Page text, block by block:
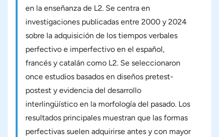
en la enseñanza de L2. Se centra en
investigaciones publicadas entre 2000 y 2024
sobre la adquisición de los tiempos verbales
perfectivo e imperfectivo en el español,
francés y catalán como L2. Se seleccionaron
once estudios basados en diseños pretest-
postest y evidencia del desarrollo
interlingüístico en la morfología del pasado. Los
resultados principales muestran que las formas
perfectivas suelen adquirirse antes y con mayor